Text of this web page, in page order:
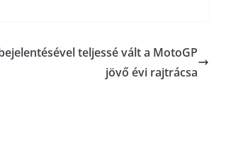
teljessé vált a MotoGP
jövő évi rajtrácsa